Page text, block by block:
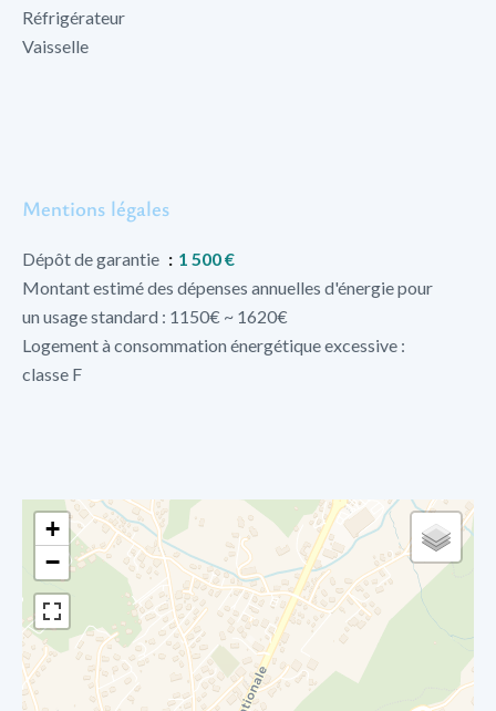
Réfrigérateur
Vaisselle
Mentions légales
Dépôt de garantie
1 500 €
Montant estimé des dépenses annuelles d'énergie pour
un usage standard : 1150€ ~ 1620€
Logement à consommation énergétique excessive :
classe F
+
−